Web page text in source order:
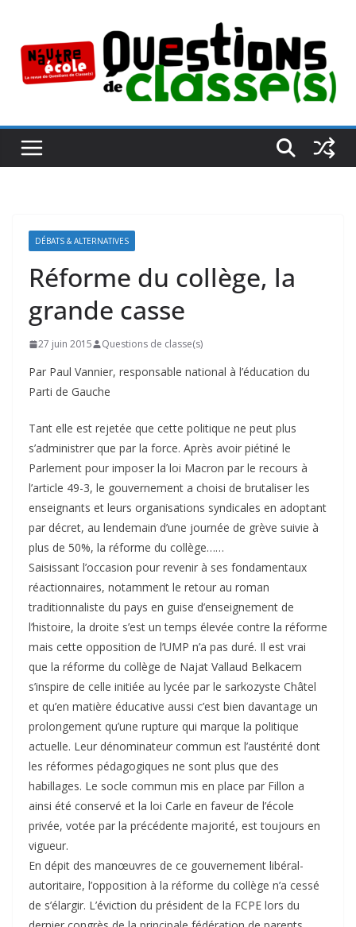
contenu
DÉBATS & ALTERNATIVES
Réforme du collège, la
grande casse
27 juin 2015 Questions de classe(s)
Par Paul Vannier, responsable national à l’éducation du
Parti de Gauche
Tant elle est rejetée que cette politique ne peut plus
s’administrer que par la force. Après avoir piétiné le
Parlement pour imposer la loi Macron par le recours à
l’article 49-3, le gouvernement a choisi de brutaliser les
enseignants et leurs organisations syndicales en adoptant
par décret, au lendemain d’une journée de grève suivie à
plus de 50%, la réforme du collège……
Saisissant l’occasion pour revenir à ses fondamentaux
réactionnaires, notamment le retour au roman
traditionnaliste du pays en guise d’enseignement de
l’histoire, la droite s’est un temps élevée contre la réforme
mais cette opposition de l’UMP n’a pas duré. Il est vrai
que la réforme du collège de Najat Vallaud Belkacem
s’inspire de celle initiée au lycée par le sarkozyste Châtel
et qu’en matière éducative aussi c’est bien davantage un
prolongement qu’une rupture qui marque la politique
actuelle. Leur dénominateur commun est l’austérité dont
les réformes pédagogiques ne sont plus que des
habillages. Le socle commun mis en place par Fillon a
ainsi été conservé et la loi Carle en faveur de l’école
privée, votée par la précédente majorité, est toujours en
vigueur.
En dépit des manœuvres de ce gouvernement libéral-
autoritaire, l’opposition à la réforme du collège n’a cessé
de s’élargir. L’éviction du président de la FCPE lors du